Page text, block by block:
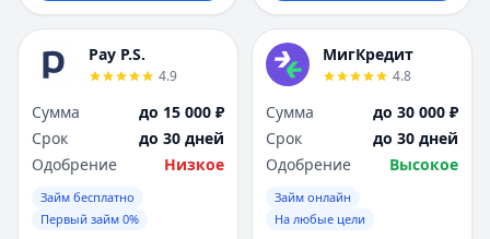
Pay P.S.
4.9
Сумма
до 15 000 ₽
Срок
до 30 дней
Одобрение
Низкое
Займ бесплатно
Первый займ 0%
МигКредит
4.8
Сумма
до 30 000 ₽
Срок
до 30 дней
Одобрение
Высокое
Займ онлайн
На любые цели